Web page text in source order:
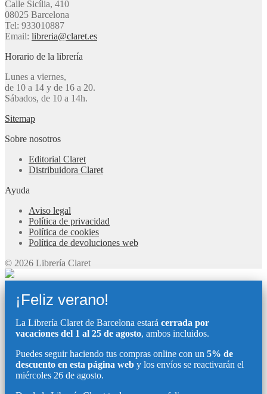
Calle Sicília, 410
08025 Barcelona
Tel: 933010887
Email: libreria@claret.es
Horario de la librería
Lunes a viernes,
de 10 a 14 y de 16 a 20.
Sábados, de 10 a 14h.
Sitemap
Sobre nosotros
Editorial Claret
Distribuidora Claret
Ayuda
Aviso legal
Política de privacidad
Política de cookies
Política de devoluciones web
© 2026 Librería Claret
¡Feliz verano!
La Librería Claret de Barcelona estará cerrada por
vacaciones del 1 al 25 de agosto, ambos incluidos.
Puedes seguir haciendo tus compras online con un 5% de
descuento en esta página web y los envíos se reactivarán el
miércoles 26 de agosto.